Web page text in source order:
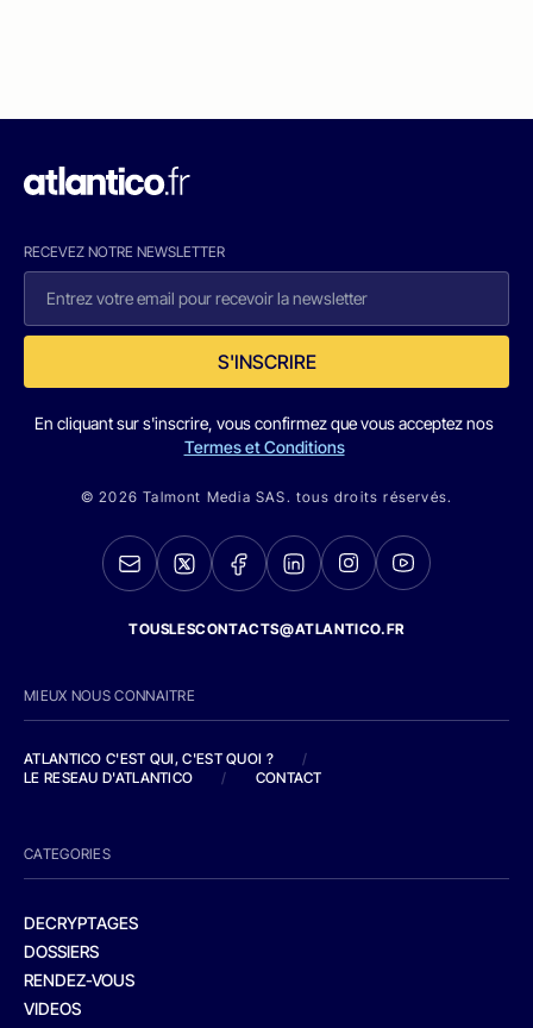
RECEVEZ NOTRE NEWSLETTER
S'INSCRIRE
En cliquant sur s'inscrire, vous confirmez que vous acceptez nos
Termes et Conditions
© 2026 Talmont Media SAS. tous droits réservés.
TOUSLESCONTACTS@ATLANTICO.FR
MIEUX NOUS CONNAITRE
ATLANTICO C'EST QUI, C'EST QUOI ?
/
LE RESEAU D'ATLANTICO
/ CONTACT
CATEGORIES
DECRYPTAGES
DOSSIERS
RENDEZ-VOUS
VIDEOS